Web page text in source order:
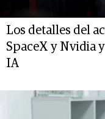
Los detalles del
SpaceX y Nvidia
IA